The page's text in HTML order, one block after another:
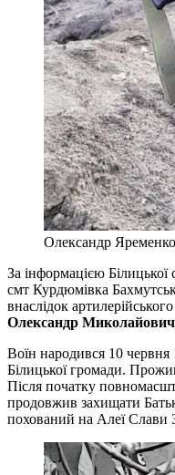
Олександр Яременко
За інформацією
смт Курдюмівка
внаслідок
Олександр Миколайович
Воїн народився 10 червня
Білицької громади.
Після початку
продовжив захищати
похований на Алеї Слави